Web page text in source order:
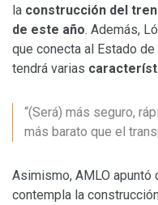
la construcción del
de este año. Además,
que conecta al Estado
tendrá varias
“(Será) más seguro,
más barato que el
Asimismo, AMLO apuntó
contempla la